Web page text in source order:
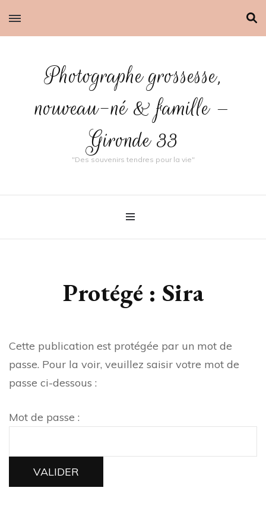
Photographe grossesse,
nouveau-né & famille –
Gironde 33
"Des souvenirs tendres pour la vie"
Protégé : Sira
Cette publication est protégée par un mot de
passe. Pour la voir, veuillez saisir votre mot de
passe ci-dessous :
Mot de passe :